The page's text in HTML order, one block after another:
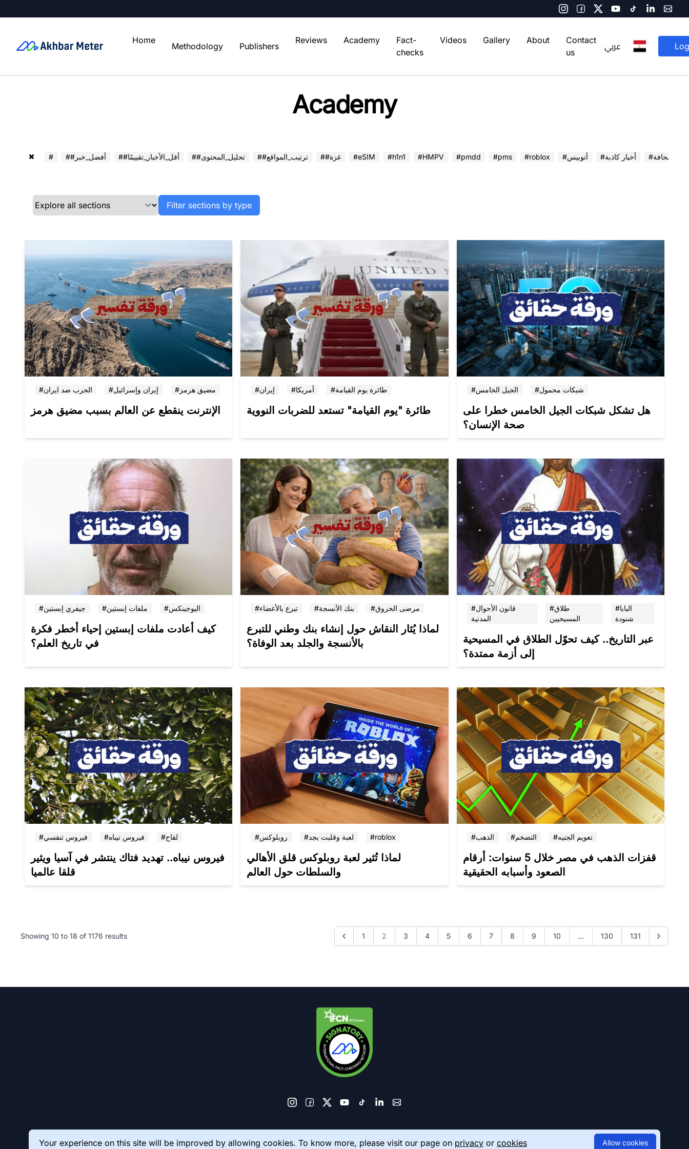
Home
Methodology Publishers
Reviews Academy
Fact-
checks
Videos Gallery About
Contact
us
عربي
Academy
# ##أفضل_خبر ##أقل_الأخبار_تقييمًا ##تحليل_المحتوى ##ترتيب_المواقع ##غزة #eSIM #h1n1 #HMPV #pmdd #pms #roblox #أتوبيس #أخبار كاذبة في الصحافة
Filter sections by type
#الحرب ضد ايران #إيران وإسرائيل #مضيق هرمز
الإنترنت ينقطع عن العالم بسبب مضيق هرمز
#إيران #أمريكا #طائرة يوم القيامة
طائرة "يوم القيامة" تستعد للضربات النووية
#الجيل الخامس #شبكات محمول
هل تشكل شبكات الجيل الخامس خطرا على
صحة الإنسان؟
#جيفري إبستين #ملفات إبستين #اليوجينكس
كيف أعادت ملفات إبستين إحياء أخطر فكرة
في تاريخ العلم؟
#تبرع بالأعضاء #بنك الأنسجة #مرضى الحروق
لماذا يُثار النقاش حول إنشاء بنك وطني للتبرع
بالأنسجة والجلد بعد الوفاة؟
#قانون الأحوال
المدنية
#طلاق
المسيحيين
#البابا
شنودة
عبر التاريخ.. كيف تحوّل الطلاق في المسيحية
إلى أزمة ممتدة؟
#فيروس تنفسي #فيروس نيباه #لقاح
فيروس نيباه.. تهديد فتاك ينتشر في آسيا ويثير
قلقا عالميا
#روبلوكس #لعبة وقلبت بجد #roblox
لماذا تُثير لعبة روبلوكس قلق الأهالي
والسلطات حول العالم
#الذهب #التضخم #تعويم الجنيه
قفزات الذهب في مصر خلال 5 سنوات: أرقام
الصعود وأسبابه الحقيقية
Showing 10 to 18 of 1176 results 1 2 3 4 5 6 7 8 9 10 ... 130 131
Your experience on this site will be improved by allowing cookies. To know more, please visit our page on privacy or cookies Allow cookies